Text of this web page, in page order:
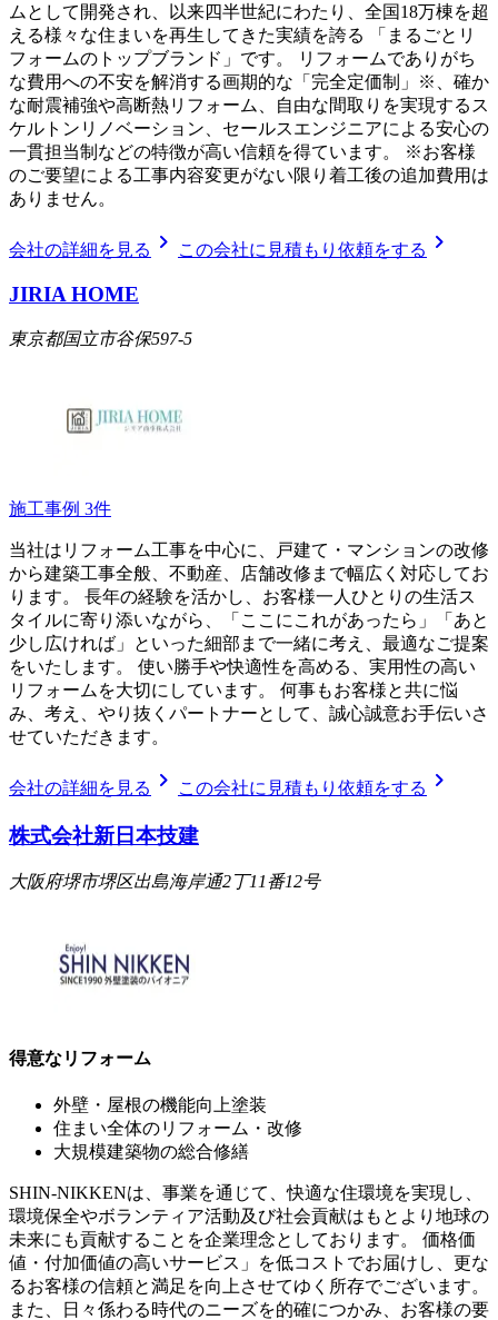
ムとして開発され、以来四半世紀にわたり、全国18万棟を超
える様々な住まいを再生してきた実績を誇る 「まるごとリ
フォームのトップブランド」です。 リフォームでありがち
な費用への不安を解消する画期的な「完全定価制」※、確か
な耐震補強や高断熱リフォーム、自由な間取りを実現するス
ケルトンリノベーション、セールスエンジニアによる安心の
一貫担当制などの特徴が高い信頼を得ています。 ※お客様
のご要望による工事内容変更がない限り着工後の追加費用は
ありません。
会社の詳細を見る chevron_right この会社に見積もり依頼をする chevron_right
JIRIA HOME
東京都国立市谷保597-5
施工事例 3件
当社はリフォーム工事を中心に、戸建て・マンションの改修
から建築工事全般、不動産、店舗改修まで幅広く対応してお
ります。 長年の経験を活かし、お客様一人ひとりの生活ス
タイルに寄り添いながら、「ここにこれがあったら」「あと
少し広ければ」といった細部まで一緒に考え、最適なご提案
をいたします。 使い勝手や快適性を高める、実用性の高い
リフォームを大切にしています。 何事もお客様と共に悩
み、考え、やり抜くパートナーとして、誠心誠意お手伝いさ
せていただきます。
会社の詳細を見る chevron_right この会社に見積もり依頼をする chevron_right
株式会社新日本技建
大阪府堺市堺区出島海岸通2丁11番12号
得意なリフォーム
外壁・屋根の機能向上塗装
住まい全体のリフォーム・改修
大規模建築物の総合修繕
SHIN-NIKKENは、事業を通じて、快適な住環境を実現し、
環境保全やボランティア活動及び社会貢献はもとより地球の
未来にも貢献することを企業理念としております。 価格価
値・付加価値の高いサービス」を低コストでお届けし、更な
るお客様の信頼と満足を向上させてゆく所存でございます。
また、日々係わる時代のニーズを的確につかみ、お客様の要